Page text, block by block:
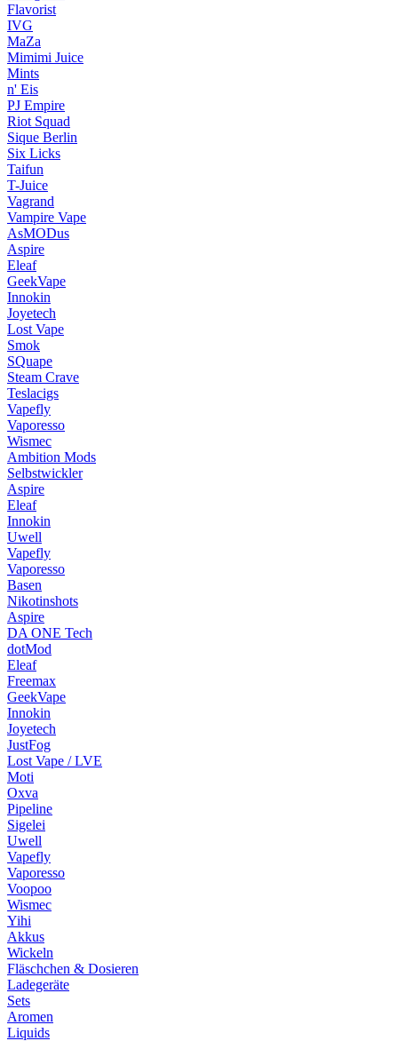
Flavorist
IVG
MaZa
Mimimi Juice
Mints
n' Eis
PJ Empire
Riot Squad
Sique Berlin
Six Licks
Taifun
T-Juice
Vagrand
Vampire Vape
AsMODus
Aspire
Eleaf
GeekVape
Innokin
Joyetech
Lost Vape
Smok
SQuape
Steam Crave
Teslacigs
Vapefly
Vaporesso
Wismec
Ambition Mods
Selbstwickler
Aspire
Eleaf
Innokin
Uwell
Vapefly
Vaporesso
Basen
Nikotinshots
Aspire
DA ONE Tech
dotMod
Eleaf
Freemax
GeekVape
Innokin
Joyetech
JustFog
Lost Vape / LVE
Moti
Oxva
Pipeline
Sigelei
Uwell
Vapefly
Vaporesso
Voopoo
Wismec
Yihi
Akkus
Wickeln
Fläschchen & Dosieren
Ladegeräte
Sets
Aromen
Liquids